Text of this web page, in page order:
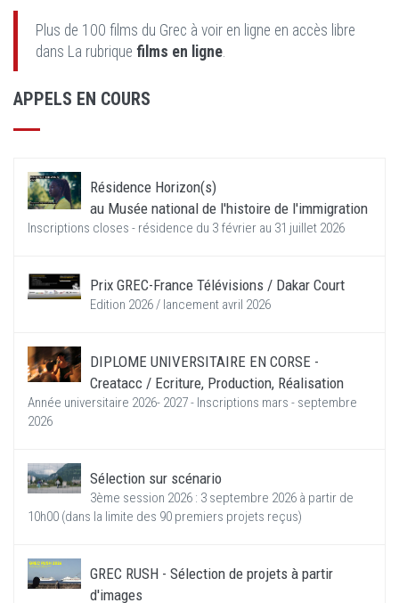
Plus de 100 films du Grec à voir en ligne en accès libre
dans La rubrique films en ligne.
APPELS EN COURS
Résidence Horizon(s)
au Musée national de l'histoire de l'immigration
Inscriptions closes - résidence du 3 février au 31 juillet 2026
Prix GREC-France Télévisions / Dakar Court
Edition 2026 / lancement avril 2026
DIPLOME UNIVERSITAIRE EN CORSE -
Creatacc / Ecriture, Production, Réalisation
Année universitaire 2026- 2027 - Inscriptions mars - septembre
2026
Sélection sur scénario
3ème session 2026 : 3 septembre 2026 à partir de
10h00 (dans la limite des 90 premiers projets reçus)
GREC RUSH - Sélection de projets à partir
d'images